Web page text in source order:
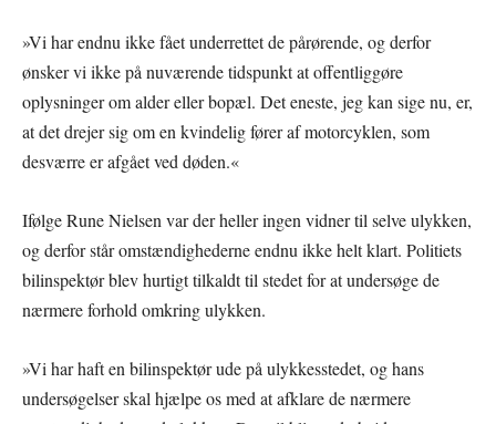
»Vi har endnu ikke fået underrettet de pårørende, og derfor
ønsker vi ikke på nuværende tidspunkt at offentliggøre
oplysninger om alder eller bopæl. Det eneste, jeg kan sige nu, er,
at det drejer sig om en kvindelig fører af motorcyklen, som
desværre er afgået ved døden.«
Ifølge Rune Nielsen var der heller ingen vidner til selve ulykken,
og derfor står omstændighederne endnu ikke helt klart. Politiets
bilinspektør blev hurtigt tilkaldt til stedet for at undersøge de
nærmere forhold omkring ulykken.
»Vi har haft en bilinspektør ude på ulykkesstedet, og hans
undersøgelser skal hjælpe os med at afklare de nærmere